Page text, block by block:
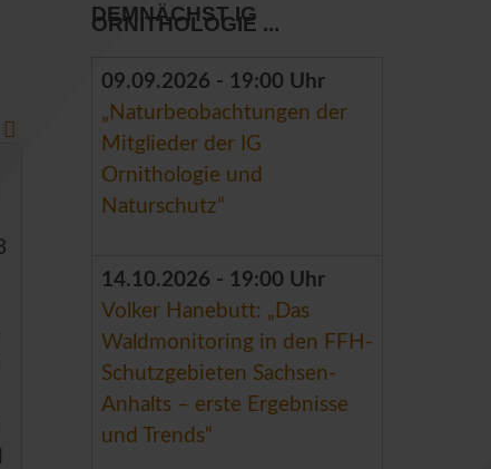
DEMNÄCHST IG
ORNITHOLOGIE ...
09.09.2026 - 19:00 Uhr
„Naturbeobachtungen der
Mitglieder der IG
Ornithologie und
Naturschutz“
14.10.2026 - 19:00 Uhr
Volker Hanebutt: „Das
Waldmonitoring in den FFH-
Schutzgebieten Sachsen-
Anhalts – erste Ergebnisse
und Trends“